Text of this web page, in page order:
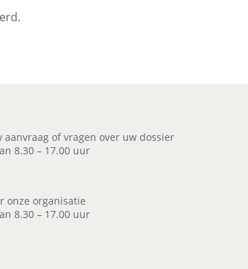
of vragen over uw dossier
8.30 – 17.00 uur
onze organisatie
8.30 – 17.00 uur